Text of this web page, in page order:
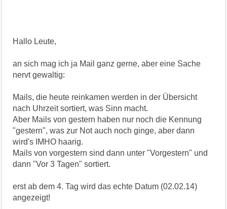
Hallo Leute,
an sich mag ich ja Mail ganz gerne, aber eine Sache
nervt gewaltig:
Mails, die heute reinkamen werden in der Übersicht
nach Uhrzeit sortiert, was Sinn macht.
Aber Mails von gestern haben nur noch die Kennung
"gestern", was zur Not auch noch ginge, aber dann
wird's IMHO haarig.
Mails von vorgestern sind dann unter "Vorgestern" und
dann "Vor 3 Tagen" sortiert.
erst ab dem 4. Tag wird das echte Datum (02.02.14)
angezeigt!